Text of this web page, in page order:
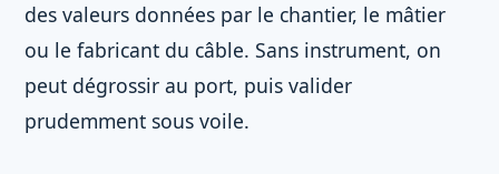
des valeurs données par le chantier, le mâtier
ou le fabricant du câble. Sans instrument, on
peut dégrossir au port, puis valider
prudemment sous voile.